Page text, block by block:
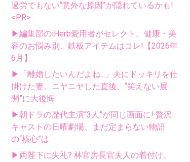
過労でもない“意外な原因”が隠れているかも!
<PR>
▶編集部のiHerb愛用者がセレクト。健康・美
容のお悩み別、鉄板アイテムはコレ!【2026年
6月】
▶「離婚したいんだよね...」夫にドッキリを仕
掛けた妻。ニヤニヤした直後、“笑えない展
開”に大後悔
▶朝ドラの歴代主演“3人”が同じ画面に! 贅沢
キャストの日曜劇場、まだ定まらない物語
の“核心”は
▶両陛下に失礼? 林官房長官夫人の着付け、